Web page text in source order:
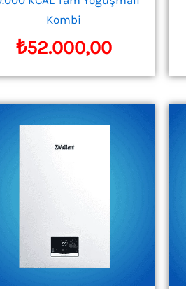
Kombi
₺52.000,00